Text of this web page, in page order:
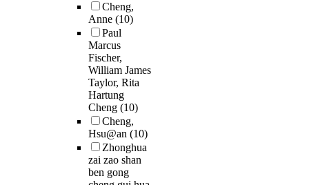
Cheng,
Anne (10)
Paul
Marcus
Fischer,
William James
Taylor, Rita
Hartung
Cheng (10)
Cheng,
Hsu@an (10)
Zhonghua
zai zao shan
ben gong